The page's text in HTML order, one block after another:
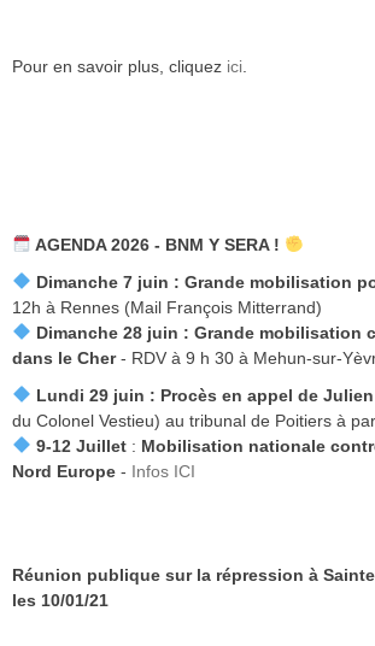
Pour en savoir plus, cliquez ici
AGENDA 2026 - BNM Y SERA !
Dimanche 7 juin : Grande mobilisation
12h à Rennes (Mail François Mitterrand)
Dimanche 28 juin : Grande mobilisation
dans le Cher- RDV à 9 h 30 à Mehun-sur-
Lundi 29 juin : Procès en appel de
du Colonel Vestieu) au tribunal de Poitiers à
9-12 Juillet: Mobilisation nationale
Nord Europe - Infos ICI
Réunion publique sur la répression à
les 10/01/21